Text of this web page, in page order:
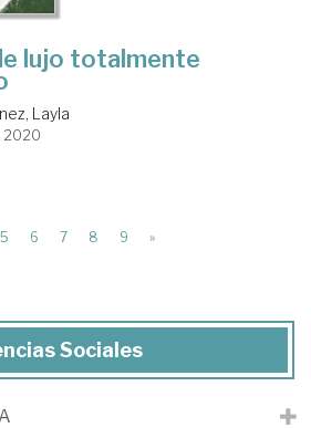
lujo totalmente
Layla
2020
5 6 7 8 9 »
Sociales